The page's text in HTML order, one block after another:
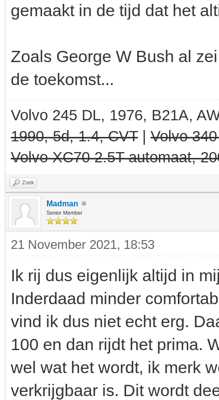
gemaakt in de tijd dat het
Zoals George W Bush al
de toekomst...
Volvo 245 DL, 1976, B21A,
1990, 5d, 1.4, CVT| Volvo
Volvo XC70 2.5T automaat,
Zoek
Madman
Senior Member
21 November 2021, 18:53
Ik rij dus eigenlijk altijd in
Inderdaad minder
vind ik dus niet echt erg.
100 en dan rijdt het prima.
wel wat het wordt, ik merk
verkrijgbaar is. Dit wordt